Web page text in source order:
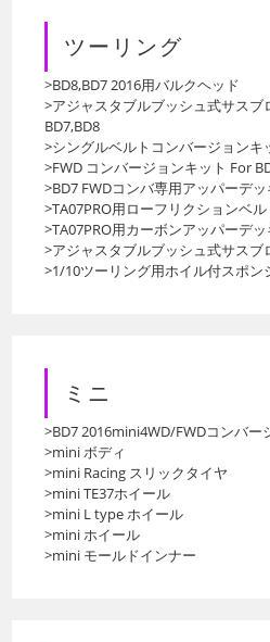
ツーリング
>BD8,BD7 2016用バルクヘッド
>アジャスタブルブッシュ式サスブ
BD7,BD8
>シングルベルトコンバージョンキ
>FWD コンバージョンキット For
>BD7 FWDコンバ専用アッパーデッ
>TA07PRO用ローフリクションベル
>TA07PRO用カーボンアッパーデッ
>アジャスタブルブッシュ式サスブ
>1/10ツーリング用ホイル付スポン
ミニ
>BD7 2016mini4WD/FWDコンバー
>mini ボディ
>mini Racing スリックタイヤ
>mini TE37ホイール
>mini L type ホイール
>mini ホイール
>mini モールドインナー